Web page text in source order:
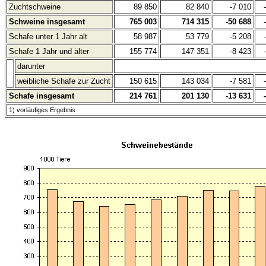
Zuchtschweine
89 850 82 840 -7 010
Schweine insgesamt
765 003 714 315 -50 688
Schafe unter 1 Jahr alt
58 987 53 779 -5 208
Schafe 1 Jahr und älter
155 774 147 351 -8 423
darunter
weibliche Schafe zur Zucht
150 615 143 034 -7 581
Schafe insgesamt
214 761 201 130 -13 631
1) vorläufiges Ergebnis